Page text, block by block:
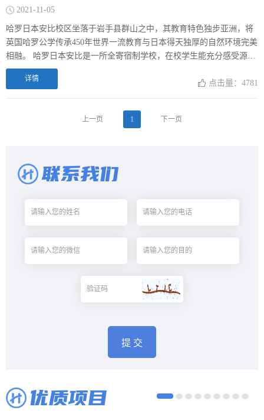
2021-11-05
哈罗日本安比校区坐落于岩手县群山之中，其教育特色独步亚洲，将
英国哈罗公学传承450年世界一流教育与日本得天独厚的自然环境完美
相融。 哈罗日本安比是一所全寄宿制学校，在校学生能充分感受源自
英国哈罗公学的全寄宿学习体验。学校将面向11至18岁 (7至13年级)
的学生。在这里，学生能够在优越的户外环境中成长，其学业成绩和
体能发展皆出类拔萃。 学校采用哈罗英国国际课程进行高效教学，确
保学生不仅能取得优异的学业成绩，更能获得进入世界知名大学的机
会。独特的课外拓展活动将确保学生能够积极参与到体育、创意艺术
生学龄段： 2022年首招英式7-10年级（11-14周岁）相当于中国/日本
小学6年级-初中3年级 。学费+寄宿费信息：8,490,000日元- 8,820,000
详情 点击量：4781
上一页 1 下一页
联系我们
优质项目